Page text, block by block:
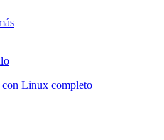
Linux completo